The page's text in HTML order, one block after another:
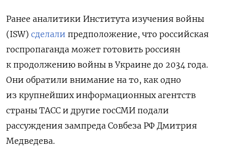
Ранее аналитики Института изучения войны
(ISW) сделали предположение, что российская
госпропаганда может готовить россиян
к продолжению войны в Украине до 2034 года.
Они обратили внимание на то, как одно
из крупнейших информационных агентств
страны ТАСС и другие госСМИ подали
рассуждения зампреда Совбеза РФ Дмитрия
Медведева.